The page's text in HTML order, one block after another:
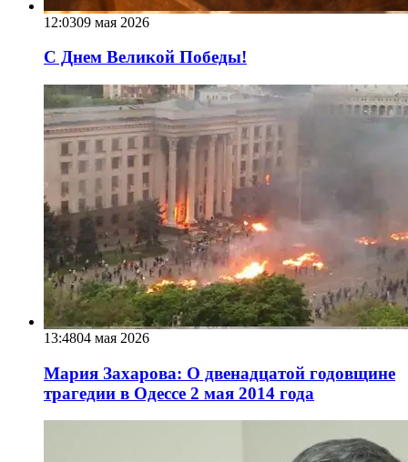
12:0309 мая 2026
С Днем Великой Победы!
13:4804 мая 2026
Мария Захарова: О двенадцатой годовщине
трагедии в Одессе 2 мая 2014 года